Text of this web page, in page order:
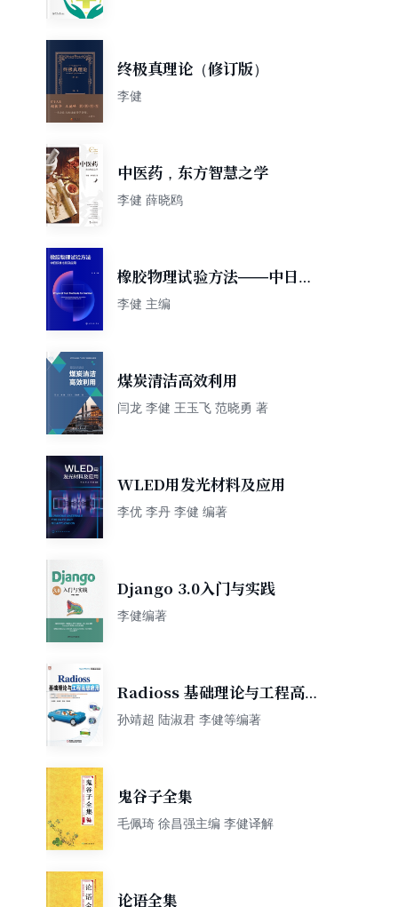
终极真理论（修订版）
李健
中医药，东方智慧之学
李健 薛晓鸥
橡胶物理试验方法——中日标
准比较及应用
李健 主编
煤炭清洁高效利用
闫龙 李健 王玉飞 范晓勇 著
WLED用发光材料及应用
李优 李丹 李健 编著
Django 3.0入门与实践
李健编著
Radioss 基础理论与工程高级
应用
孙靖超 陆淑君 李健等编著
鬼谷子全集
毛佩琦 徐昌强主编 李健译解
论语全集